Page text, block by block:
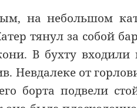
на небольшом
тянул за собой
В бухту входили
Невдалеке от
борта подвели